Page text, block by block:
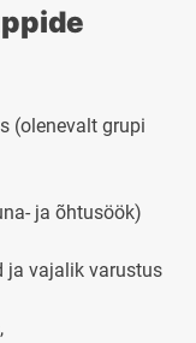
(olenevalt grupi
ja õhtusöök)
vajalik varustus